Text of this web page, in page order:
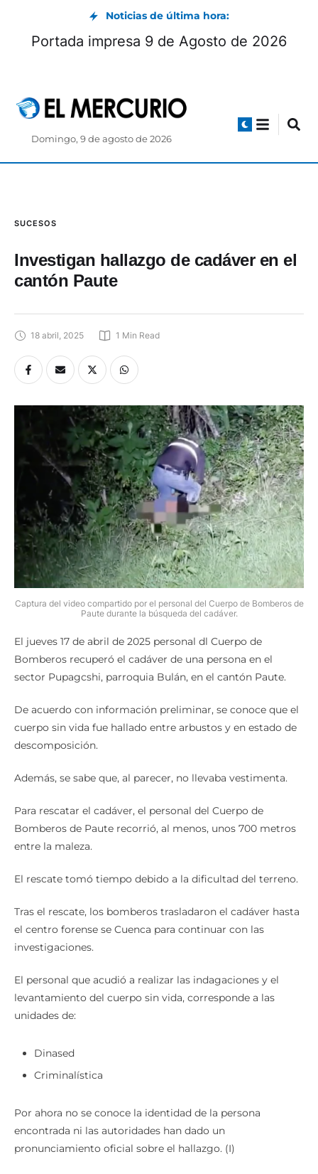
Noticias de última hora:
Portada impresa 9 de Agosto de 2026
Domingo, 9 de agosto de 2026
SUCESOS
Investigan hallazgo de cadáver en el
cantón Paute
18 abril, 2025 1 Min Read
Captura del video compartido por el personal del Cuerpo de Bomberos de
Paute durante la búsqueda del cadáver.
El jueves 17 de abril de 2025 personal dl Cuerpo de
Bomberos recuperó el cadáver de una persona en el
sector Pupagcshi, parroquia Bulán, en el cantón Paute.
De acuerdo con información preliminar, se conoce que el
cuerpo sin vida fue hallado entre arbustos y en estado de
descomposición.
Además, se sabe que, al parecer, no llevaba vestimenta.
Para rescatar el cadáver, el personal del Cuerpo de
Bomberos de Paute recorrió, al menos, unos 700 metros
entre la maleza.
El rescate tomó tiempo debido a la dificultad del terreno.
Tras el rescate, los bomberos trasladaron el cadáver hasta
el centro forense se Cuenca para continuar con las
investigaciones.
El personal que acudió a realizar las indagaciones y el
levantamiento del cuerpo sin vida, corresponde a las
unidades de:
Dinased
Criminalística
Por ahora no se conoce la identidad de la persona
encontrada ni las autoridades han dado un
pronunciamiento oficial sobre el hallazgo. (I)